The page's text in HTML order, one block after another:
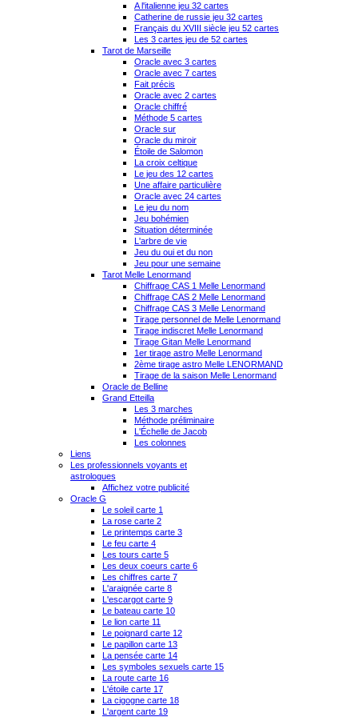
A l'italienne jeu 32 cartes
Catherine de russie jeu 32 cartes
Français du XVIII siècle jeu 52 cartes
Les 3 cartes jeu de 52 cartes
Tarot de Marseille
Oracle avec 3 cartes
Oracle avec 7 cartes
Fait précis
Oracle avec 2 cartes
Oracle chiffré
Méthode 5 cartes
Oracle sur
Oracle du miroir
Étoile de Salomon
La croix celtique
Le jeu des 12 cartes
Une affaire particulière
Oracle avec 24 cartes
Le jeu du nom
Jeu bohémien
Situation déterminée
L'arbre de vie
Jeu du oui et du non
Jeu pour une semaine
Tarot Melle Lenormand
Chiffrage CAS 1 Melle Lenormand
Chiffrage CAS 2 Melle Lenormand
Chiffrage CAS 3 Melle Lenormand
Tirage personnel de Melle Lenormand
Tirage indiscret Melle Lenormand
Tirage Gitan Melle Lenormand
1er tirage astro Melle Lenormand
2ème tirage astro Melle LENORMAND
Tirage de la saison Melle Lenormand
Oracle de Belline
Grand Etteilla
Les 3 marches
Méthode préliminaire
L'Échelle de Jacob
Les colonnes
Liens
Les professionnels voyants et
astrologues
Affichez votre publicité
Oracle G
Le soleil carte 1
La rose carte 2
Le printemps carte 3
Le feu carte 4
Les tours carte 5
Les deux coeurs carte 6
Les chiffres carte 7
L'araignée carte 8
L'escargot carte 9
Le bateau carte 10
Le lion carte 11
Le poignard carte 12
Le papillon carte 13
La pensée carte 14
Les symboles sexuels carte 15
La route carte 16
L'étoile carte 17
La cigogne carte 18
L'argent carte 19